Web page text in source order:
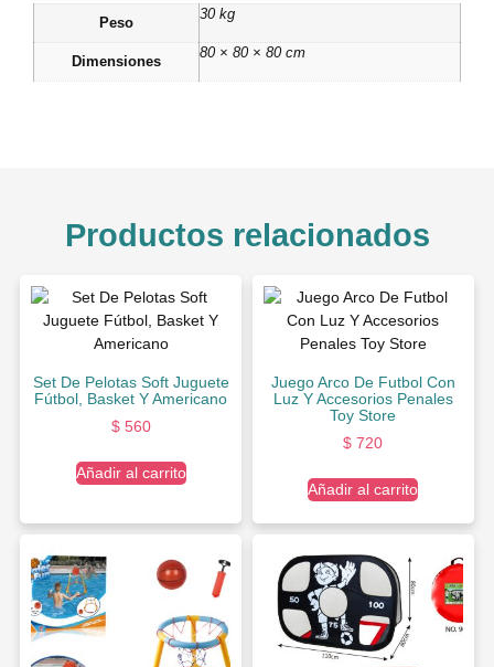
Peso
30 kg
Dimensiones
80 × 80 × 80 cm
Productos relacionados
Set De Pelotas Soft Juguete
Fútbol, Basket Y Americano
$560
Añadir al carrito
Juego Arco De Futbol Con
Luz Y Accesorios Penales
Toy Store
$ 720
Añadir al carrito